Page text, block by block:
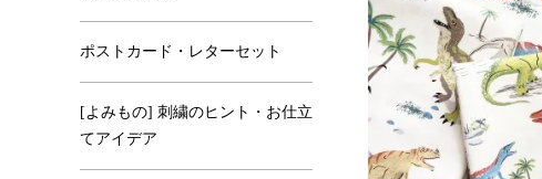
ポストカード・レターセット
[よみもの] 刺繍のヒント・お仕立
てアイデア